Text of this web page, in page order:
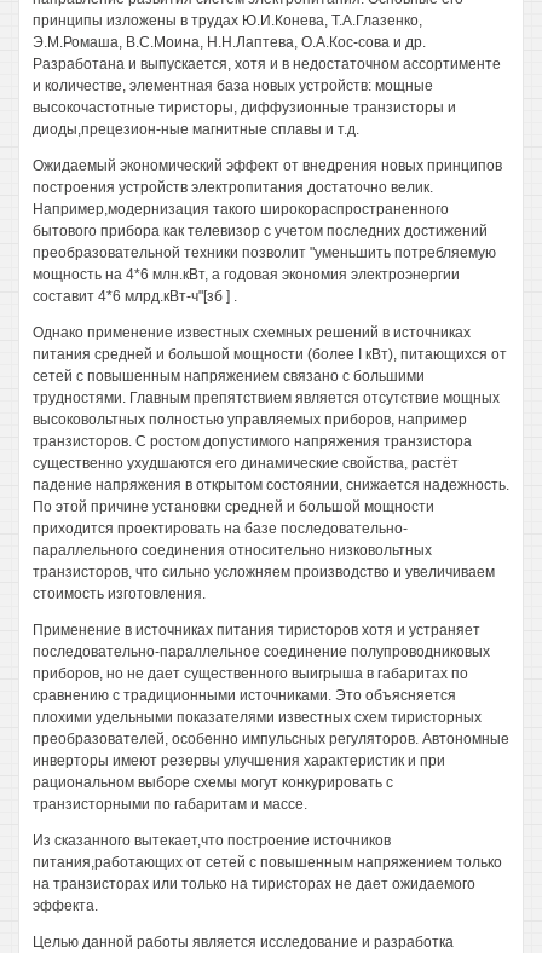
принципы изложены в трудах Ю.И.Конева, Т.А.Глазенко,
Э.М.Ромаша, В.С.Моина, Н.Н.Лаптева, О.А.Кос-сова и др.
Разработана и выпускается, хотя и в недостаточном ассортименте
и количестве, элементная база новых устройств: мощные
высокочастотные тиристоры, диффузионные транзисторы и
диоды,прецезион-ные магнитные сплавы и т.д.
Ожидаемый экономический эффект от внедрения новых принципов
построения устройств электропитания достаточно велик.
Например,модернизация такого широкораспространенного
бытового прибора как телевизор с учетом последних достижений
преобразовательной техники позволит "уменьшить потребляемую
мощность на 4*6 млн.кВт, а годовая экономия электроэнергии
составит 4*6 млрд.кВт-ч"[зб ] .
Однако применение известных схемных решений в источниках
питания средней и большой мощности (более I кВт), питающихся от
сетей с повышенным напряжением связано с большими
трудностями. Главным препятствием является отсутствие мощных
высоковольтных полностью управляемых приборов, например
транзисторов. С ростом допустимого напряжения транзистора
существенно ухудшаются его динамические свойства, растёт
падение напряжения в открытом состоянии, снижается надежность.
По этой причине установки средней и большой мощности
приходится проектировать на базе последовательно-
параллельного соединения относительно низковольтных
транзисторов, что сильно усложняем производство и увеличиваем
стоимость изготовления.
Применение в источниках питания тиристоров хотя и устраняет
последовательно-параллельное соединение полупроводниковых
приборов, но не дает существенного выигрыша в габаритах по
сравнению с традиционными источниками. Это объясняется
плохими удельными показателями известных схем тиристорных
преобразователей, особенно импульсных регуляторов. Автономные
инверторы имеют резервы улучшения характеристик и при
рациональном выборе схемы могут конкурировать с
транзисторными по габаритам и массе.
Из сказанного вытекает,что построение источников
питания,работающих от сетей с повышенным напряжением только
на транзисторах или только на тиристорах не дает ожидаемого
эффекта.
Целью данной работы является исследование и разработка